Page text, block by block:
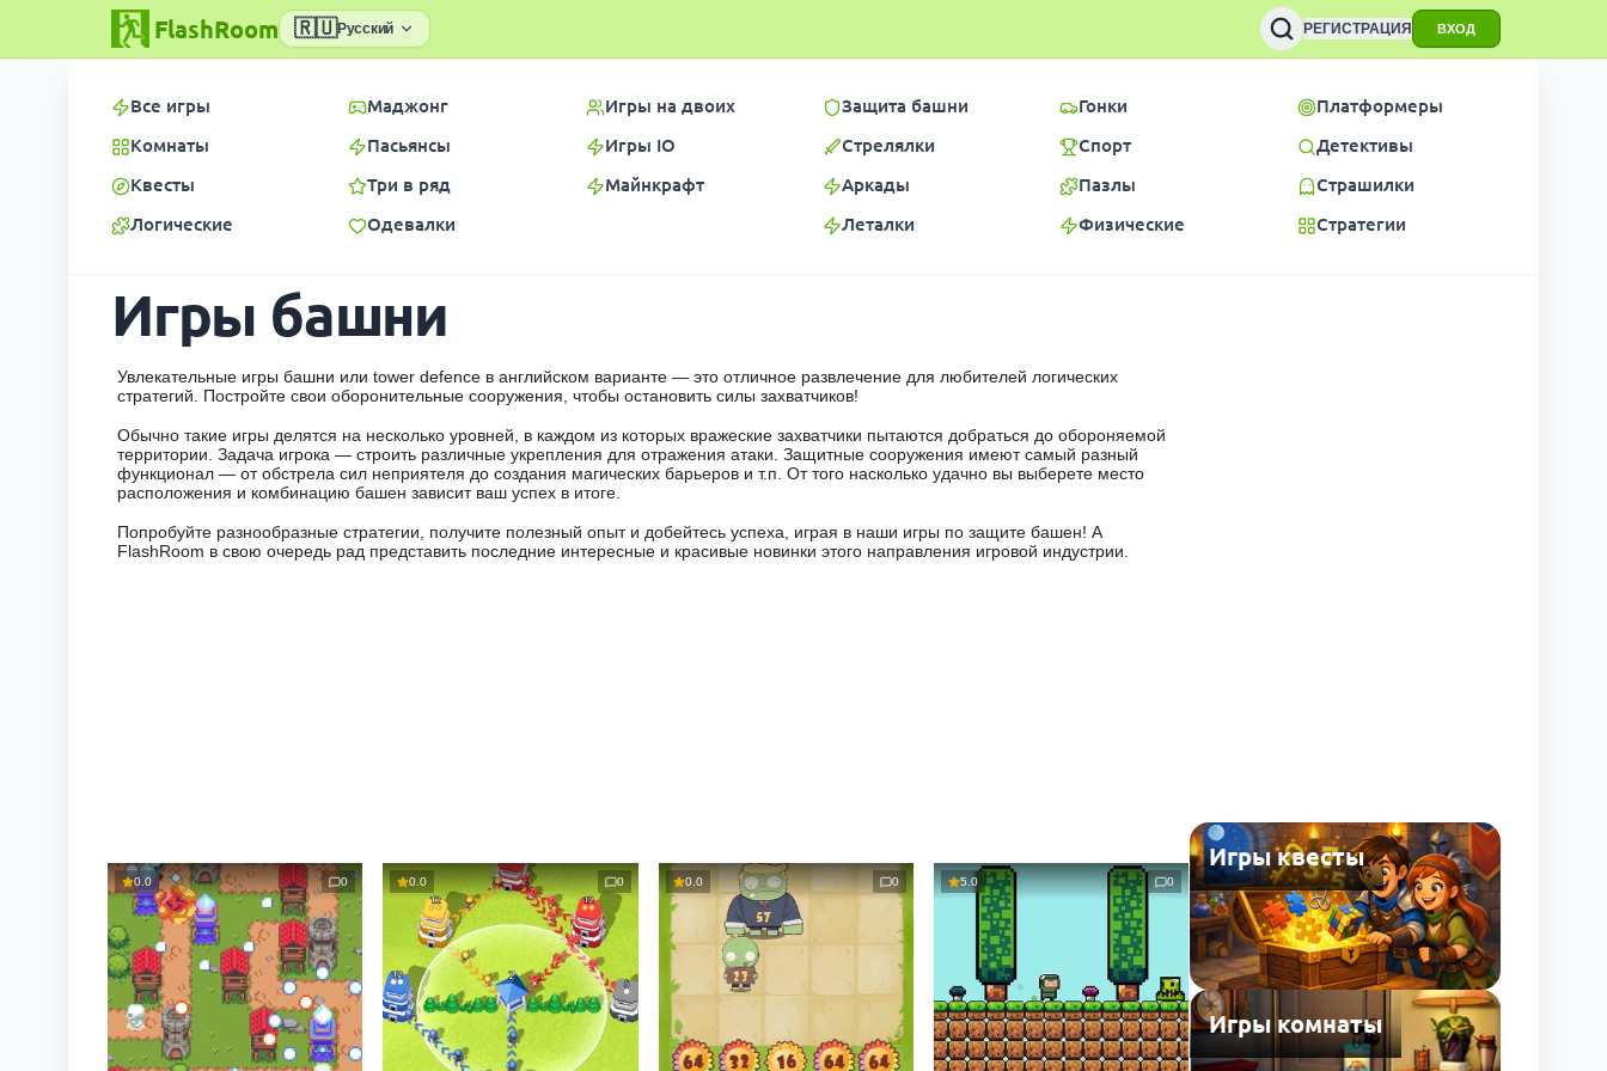
FlashRoom 🇷🇺Русский РЕГИСТРАЦИЯ ВХОД
Все игры
Комнаты
Квесты
Логические
Маджонг
Пасьянсы
Три в ряд
Одевалки
Игры на двоих
Игры IO
Майнкрафт
Защита башни
Стрелялки
Аркады
Леталки
Гонки
Спорт
Пазлы
Физические
Платформеры
Детективы
Страшилки
Стратегии
Игры башни
Увлекательные игры башни или tower defence в английском варианте — это отличное развлечение для любителей логических
стратегий. Постройте свои оборонительные сооружения, чтобы остановить силы захватчиков!
Обычно такие игры делятся на несколько уровней, в каждом из которых вражеские захватчики пытаются добраться до обороняемой
территории. Задача игрока — строить различные укрепления для отражения атаки. Защитные сооружения имеют самый разный
функционал — от обстрела сил неприятеля до создания магических барьеров и т.п. От того насколько удачно вы выберете место
расположения и комбинацию башен зависит ваш успех в итоге.
Попробуйте разнообразные стратегии, получите полезный опыт и добейтесь успеха, играя в наши игры по защите башен! А
FlashRoom в свою очередь рад представить последние интересные и красивые новинки этого направления игровой индустрии.
0.0 0 0.0 0 0.0 0 5.0 0
Игры квесты
Игры комнаты